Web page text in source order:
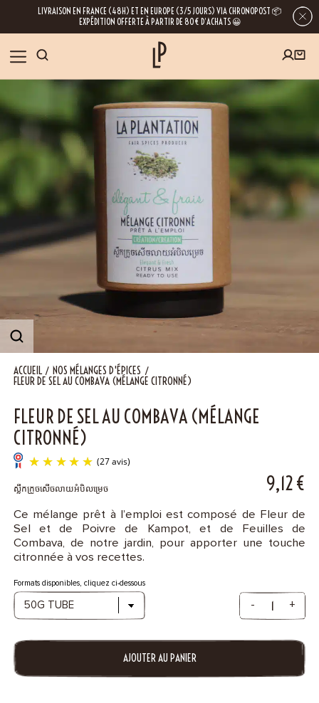
LIVRAISON EN FRANCE (48H) ET EN EUROPE (3/5 JOURS) VIA CHRONOPOST 📦
EXPÉDITION OFFERTE À PARTIR DE 80€ D’ACHATS 😀
NOS ÉPICES
RECETTES
BLOG
À PROPOS
NOUS RENDRE VISITE
Contact
ACCUEIL NOS MÉLANGES D'ÉPICES
FLEUR DE SEL AU COMBAVA (MÉLANGE CITRONNÉ)
FLEUR DE SEL AU COMBAVA (MÉLANGE
CITRONNÉ)
ស្លឹកក្រូចសើចលាយអំបិលម្រេច 9,12€
Ce mélange prêt à l’emploi est composé de Fleur de
Sel et de Poivre de Kampot, et de Feuilles de
Combava, de notre jardin, pour apporter une touche
citronnée à vos recettes.
(27 avis)
Formats disponibles, cliquez ci-dessous
- +
AJOUTER AU PANIER
INSCRIVEZ-VOUS À LA NEWSLETTER
En laissant votre e-mail, vous obtenez l’accès à nos newsletters riches en
conseils, inspirations et informations sur nos dernières nouveautés. Bien sûr, se
désinscrire est possible à tout moment.